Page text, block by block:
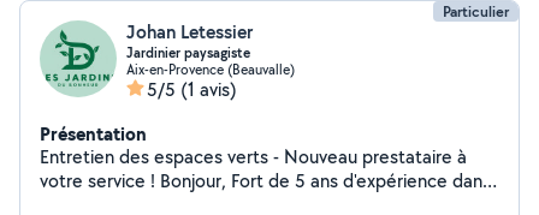
Particulier
Johan Letessier
Jardinier paysagiste
Aix-en-Provence (Beauvalle)
5/5 (1 avis)
Présentation
Entretien des espaces verts - Nouveau prestataire à
votre service ! Bonjour, Fort de 5 ans d'expérience dans